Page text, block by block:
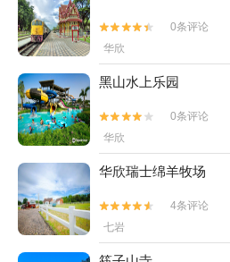


0条评论
华欣
黑山水上乐园


0条评论
华欣
华欣瑞士绵羊牧场


4条评论
七岩